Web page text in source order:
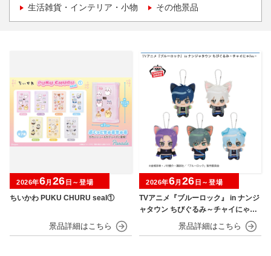
生活雑貨・インテリア・小物 その他景品
ちいかわ PUKU CHURU seal①
2026年6月 26 日～登場
TVアニメ『ブルーロック』 in ナンジ
ャタウン ちびぐるみ～チャイにゃFe
2026年6月 26 日～登場